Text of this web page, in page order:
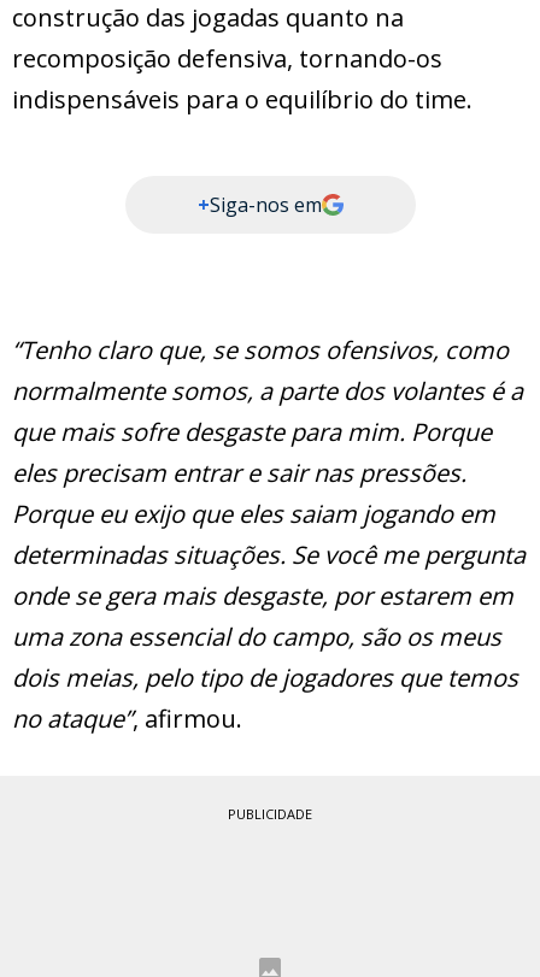
construção das jogadas quanto na
recomposição defensiva, tornando-os
indispensáveis para o equilíbrio do time.
+Siga-nos em
“Tenho claro que, se somos ofensivos, como
normalmente somos, a parte dos volantes é a
que mais sofre desgaste para mim. Porque
eles precisam entrar e sair nas pressões.
Porque eu exijo que eles saiam jogando em
determinadas situações. Se você me pergunta
onde se gera mais desgaste, por estarem em
uma zona essencial do campo, são os meus
dois meias, pelo tipo de jogadores que temos
no ataque”, afirmou.
PUBLICIDADE